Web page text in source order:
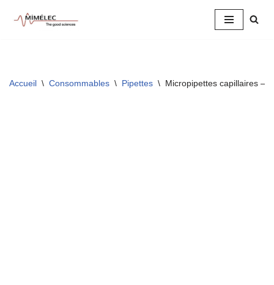
Accueil \ Consommables \ Pipettes \ Micropipettes capillaires –